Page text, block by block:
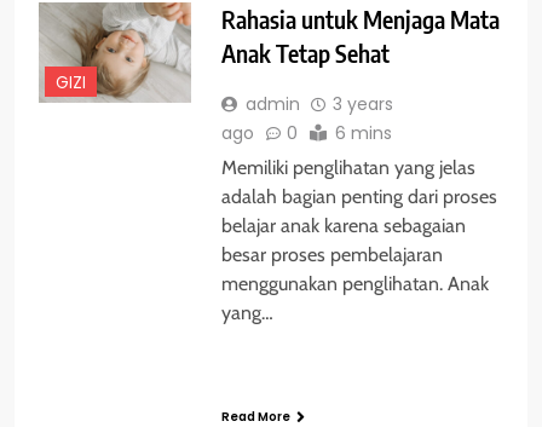
GIZI
Rahasia untuk Menjaga Mata
Anak Tetap Sehat
admin
3 years
ago
0 6 mins
Memiliki penglihatan yang jelas
adalah bagian penting dari proses
belajar anak karena sebagaian
besar proses pembelajaran
menggunakan penglihatan. Anak
yang…
Read More